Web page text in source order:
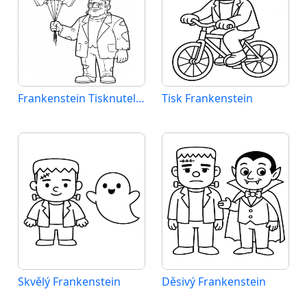
Frankenstein Tisknutelný pro Děti Tisk Frankenstein
Skvělý Frankenstein Děsivý Frankenstein